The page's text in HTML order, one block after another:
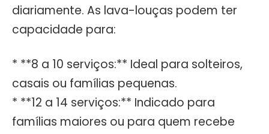
diariamente. As lava-louças podem ter
capacidade para:
* **8 a 10 serviços:** Ideal para solteiros,
casais ou famílias pequenas.
* **12 a 14 serviços:** Indicado para
famílias maiores ou para quem recebe